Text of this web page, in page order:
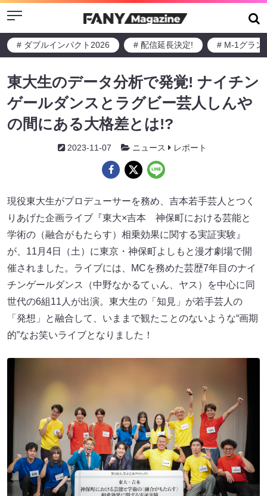
Menu
# ダブルインパクト2026 # 配信延長決定! # M-1グラン
東大生のデータ分析で発覚! ナイチン
ゲールダンスとラグビー芸人しんや
の間にある大格差とは!?
2023-11-07 ニュース レポート
現役東大生がプロデューサーを務め、吉本若手芸人とつく
りあげた企画ライブ『東大×吉本 神保町における芸能と
学術の（融合がもたらす）相乗効果に関する実証実験』
が、11月4日（土）に東京・神保町よしもと漫才劇場で開
催されました。ライブには、MCを務めた芸歴7年目のナイ
チンゲールダンス（中野なかるてぃん、ヤス）を中心に同
世代の6組11人が出演。東大生の「知見」が若手芸人の
「発想」と融合して、いままで観たことのないような“画期
的”なお笑いライブとなりました！